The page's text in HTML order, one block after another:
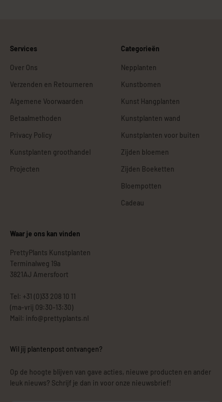
Services
Over Ons
Verzenden en Retourneren
Algemene Voorwaarden
Betaalmethoden
Privacy Policy
Kunstplanten groothandel
Projecten
Categorieën
Nepplanten
Kunstbomen
Kunst Hangplanten
Kunstplanten wand
Kunstplanten voor buiten
Zijden bloemen
Zijden Boeketten
Bloempotten
Cadeau
Waar je ons kan vinden
PrettyPlants Kunstplanten
Terminalweg 19a
3821AJ Amersfoort
Tel: +31 (0)33 208 10 11
(ma-vrij 09:30-13:30)
Mail: info@prettyplants.nl
Wil jij plantenpost ontvangen?
Op de hoogte blijven van gave acties, nieuwe producten en ander
leuk nieuws? Schrijf je dan in voor onze nieuwsbrief!